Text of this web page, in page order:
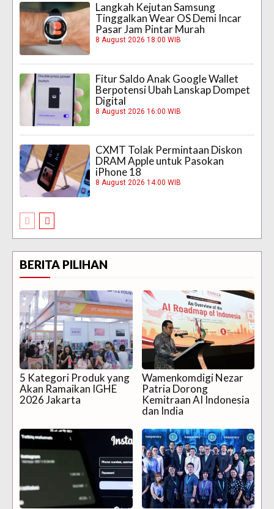
Langkah Kejutan Samsung
Tinggalkan Wear OS Demi Incar
Pasar Jam Pintar Murah
8 August 2026 18:00 WIB
Fitur Saldo Anak Google Wallet
Berpotensi Ubah Lanskap Dompet
Digital
8 August 2026 16:00 WIB
CXMT Tolak Permintaan Diskon
DRAM Apple untuk Pasokan
iPhone 18
8 August 2026 14:00 WIB
BERITA PILIHAN
5 Kategori Produk yang
Akan Ramaikan IGHE
2026 Jakarta
Wamenkomdigi Nezar
Patria Dorong
Kemitraan AI Indonesia
dan India